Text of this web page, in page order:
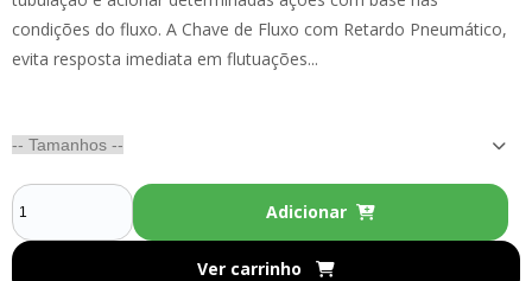
condições do fluxo. A Chave de Fluxo com Retardo Pneumático,
evita resposta imediata em flutuações...
Adicionar
Ver carrinho